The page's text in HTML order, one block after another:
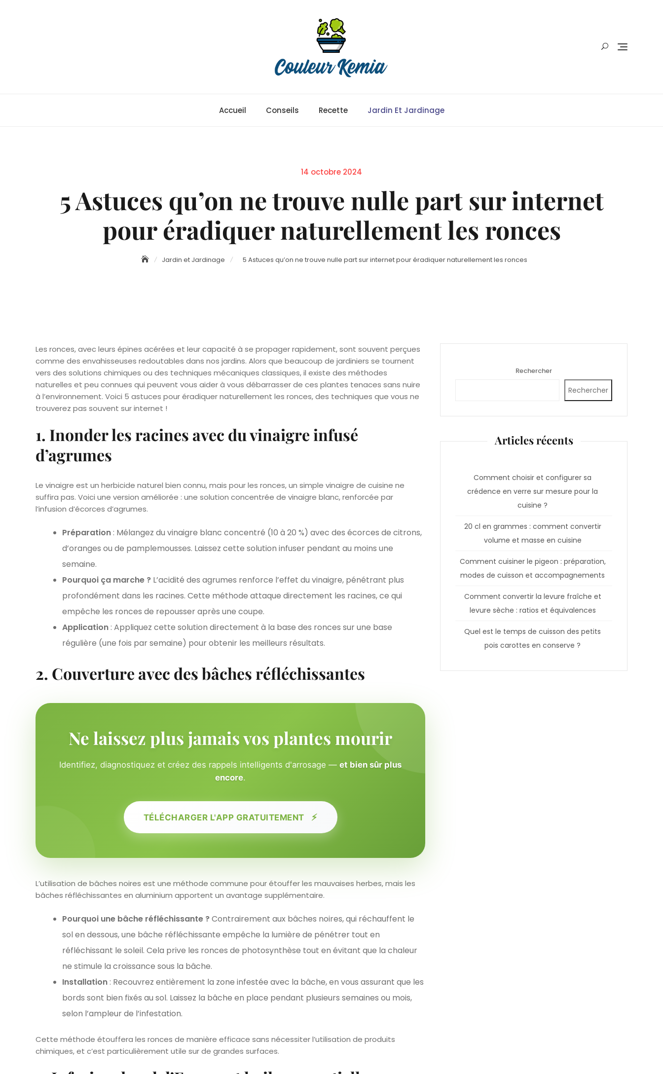
Accueil Conseils Recette Jardin Et Jardinage
Posted
14 octobre 2024
5 Astuces qu’on ne trouve nulle part sur internet
pour éradiquer naturellement les ronces
Jardin et Jardinage 5 Astuces qu’on ne trouve nulle part sur internet pour éradiquer naturellement les ronces
Les ronces, avec leurs épines acérées et leur capacité à se propager rapidement, sont souvent perçues
comme des envahisseuses redoutables dans nos jardins. Alors que beaucoup de jardiniers se tournent
vers des solutions chimiques ou des techniques mécaniques classiques, il existe des méthodes
naturelles et peu connues qui peuvent vous aider à vous débarrasser de ces plantes tenaces sans nuire
à l’environnement. Voici 5 astuces pour éradiquer naturellement les ronces, des techniques que vous ne
trouverez pas souvent sur internet !
1. Inonder les racines avec du vinaigre infusé
d’agrumes
Le vinaigre est un herbicide naturel bien connu, mais pour les ronces, un simple vinaigre de cuisine ne
suffira pas. Voici une version améliorée : une solution concentrée de vinaigre blanc, renforcée par
l’infusion d’écorces d’agrumes.
Préparation : Mélangez du vinaigre blanc concentré (10 à 20 %) avec des écorces de citrons,
d’oranges ou de pamplemousses. Laissez cette solution infuser pendant au moins une
semaine.
Pourquoi ça marche ? L’acidité des agrumes renforce l’effet du vinaigre, pénétrant plus
profondément dans les racines. Cette méthode attaque directement les racines, ce qui
empêche les ronces de repousser après une coupe.
Application : Appliquez cette solution directement à la base des ronces sur une base
régulière (une fois par semaine) pour obtenir les meilleurs résultats.
2. Couverture avec des bâches réfléchissantes
Ne laissez plus jamais vos plantes mourir
Identifiez, diagnostiquez et créez des rappels intelligents d'arrosage — et bien sûr plus
encore.
TÉLÉCHARGER L'APP GRATUITEMENT ⚡
L’utilisation de bâches noires est une méthode commune pour étouffer les mauvaises herbes, mais les
bâches réfléchissantes en aluminium apportent un avantage supplémentaire.
Pourquoi une bâche réfléchissante ?Contrairement aux bâches noires, qui réchauffent le
sol en dessous, une bâche réfléchissante empêche la lumière de pénétrer tout en
réfléchissant le soleil. Cela prive les ronces de photosynthèse tout en évitant que la chaleur
ne stimule la croissance sous la bâche.
Installation : Recouvrez entièrement la zone infestée avec la bâche, en vous assurant que les
bords sont bien fixés au sol. Laissez la bâche en place pendant plusieurs semaines ou mois,
selon l’ampleur de l’infestation.
Cette méthode étouffera les ronces de manière efficace sans nécessiter l’utilisation de produits
chimiques, et c’est particulièrement utile sur de grandes surfaces.
Rechercher
Rechercher
Articles récents
Comment choisir et configurer sa
crédence en verre sur mesure pour la
cuisine ?
20 cl en grammes : comment convertir
volume et masse en cuisine
Comment cuisiner le pigeon : préparation,
modes de cuisson et accompagnements
Comment convertir la levure fraîche et
levure sèche : ratios et équivalences
Quel est le temps de cuisson des petits
pois carottes en conserve ?